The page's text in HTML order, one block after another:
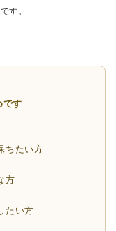
す。
です
ちたい方
方
たい方